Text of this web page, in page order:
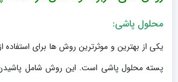
محلول پاشی:
یکی از بهترین و موثرترین روش ها برای استفاده
پسته محلول پاشی است. این روش شامل